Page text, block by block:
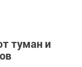
туман и